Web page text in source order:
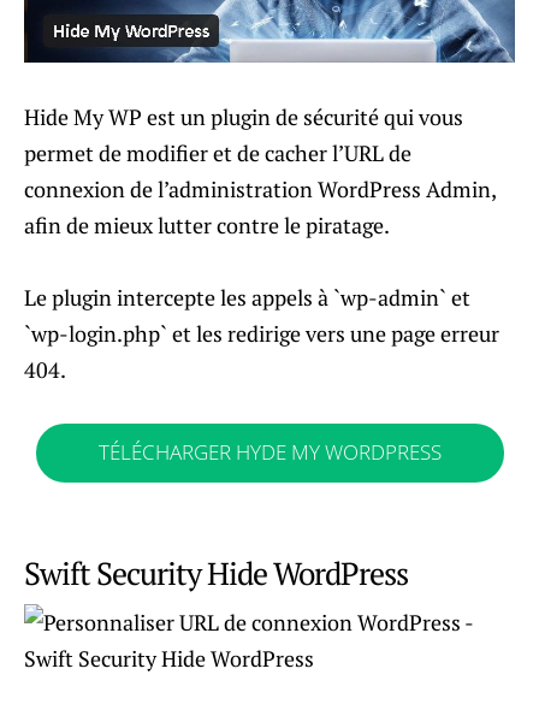
Hide My WP est un plugin de sécurité qui vous
permet de modifier et de cacher l’URL de
connexion de l’administration WordPress Admin,
afin de mieux lutter contre le piratage.
Le plugin intercepte les appels à `wp-admin` et
`wp-login.php` et les redirige vers une page erreur
404.
TÉLÉCHARGER HYDE MY WORDPRESS
Swift Security Hide WordPress